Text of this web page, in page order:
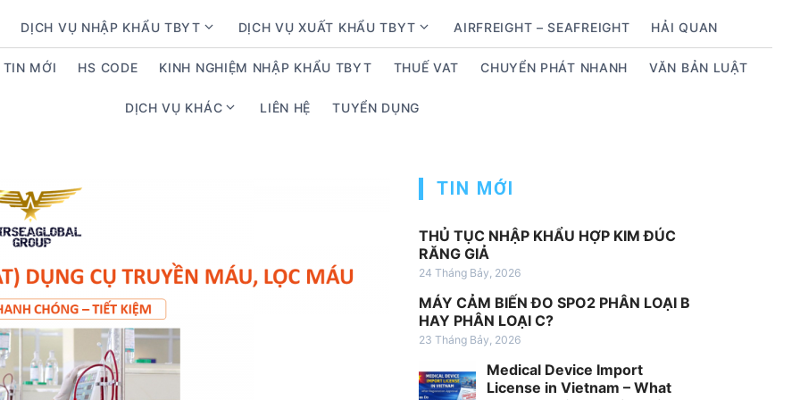
DỊCH VỤ NHẬP KHẨU TBYT
w
f
DỊCH VỤ XUẤT KHẨU TBYT
h
n
u
f
o
r
D
c
AIRFREIGHT – SEAFREIGHT HẢI QUAN
TIN MỚI HS CODE KINH NGHIỆM NHẬP KHẨU TBYT THUẾ VAT CHUYỂN PHÁT NHANH VĂN BẢN LUẬT
DỊCH VỤ KHÁC
m
e
LIÊN HỆ TUYỂN DỤNG
TIN MỚI
THỦ TỤC NHẬP KHẨU HỢP KIM ĐÚC
RĂNG GIẢ
24 Tháng Bảy, 2026
MÁY CẢM BIẾN ĐO SPO2 PHÂN LOẠI B
HAY PHÂN LOẠI C?
23 Tháng Bảy, 2026
Medical Device Import
License in Vietnam – What